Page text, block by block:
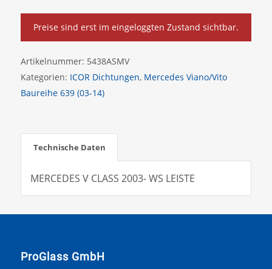
Preise sind erst im eingeloggten Zustand sichtbar.
Artikelnummer: 5438ASMV
Kategorien: ICOR Dichtungen, Mercedes Viano/Vito
Baureihe 639 (03-14)
Technische Daten
MERCEDES V CLASS 2003- WS LEISTE
ProGlass GmbH